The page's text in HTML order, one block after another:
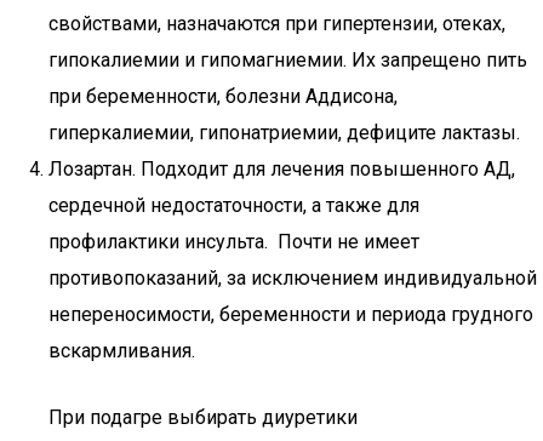
свойствами, назначаются при гипертензии, отеках,
гипокалиемии и гипомагниемии. Их запрещено пить
при беременности, болезни Аддисона,
гиперкалиемии, гипонатриемии, дефиците лактазы.
Лозартан. Подходит для лечения повышенного АД,
сердечной недостаточности, а также для
профилактики инсульта. Почти не имеет
противопоказаний, за исключением индивидуальной
непереносимости, беременности и периода грудного
вскармливания.
При подагре выбирать диуретики